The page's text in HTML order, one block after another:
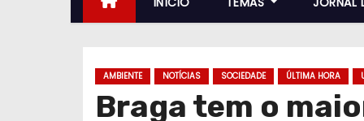
AMBIENTE NOTÍCIAS SOCIEDADE ÚLTIMA HORA
Braga tem o